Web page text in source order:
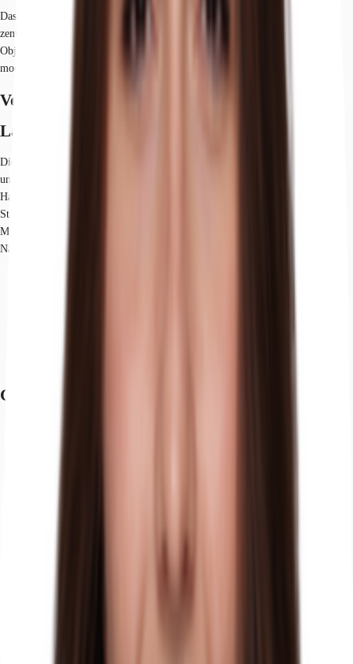
Das Ende 2006 kernsanierte und modernisierte Gebäude besticht durch seine
zentrale Lage und durch den idyllischen Ausblick auf den Hofgarten. Das
Objekt verfügt über einen repräsentativen Eingangsbereich sowie attraktive,
moderne Büroflächen.
Verfügbare Fläche
Lage und Verkehrsanbindung
Die Liegenschaft befindet sich im Herzen der Düsseldorfer Innenstadt in
unmittelbarer Nähe des Kö-Bogens. Der Hofgarten liegt direkt vor der
Haustür. Ein breites Angebot an Gastronomie und Einzelhandel zeichnen den
Standort aus. Sowohl die Königsallee als auch die Altstadt sind in wenigen
Minuten erreichbar. Dienstleister des täglichen Bedarfs befinden sich in der
Nähe.
Grundriss